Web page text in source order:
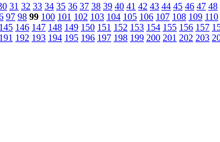
31 32 33 34 35 36 37 38 39 40 41 42 43 44 45 46 47 48
97 98 99 100 101 102 103 104 105 106 107 108 109 110
145 146 147 148 149 150 151 152 153 154 155 156 157
191 192 193 194 195 196 197 198 199 200 201 202 203